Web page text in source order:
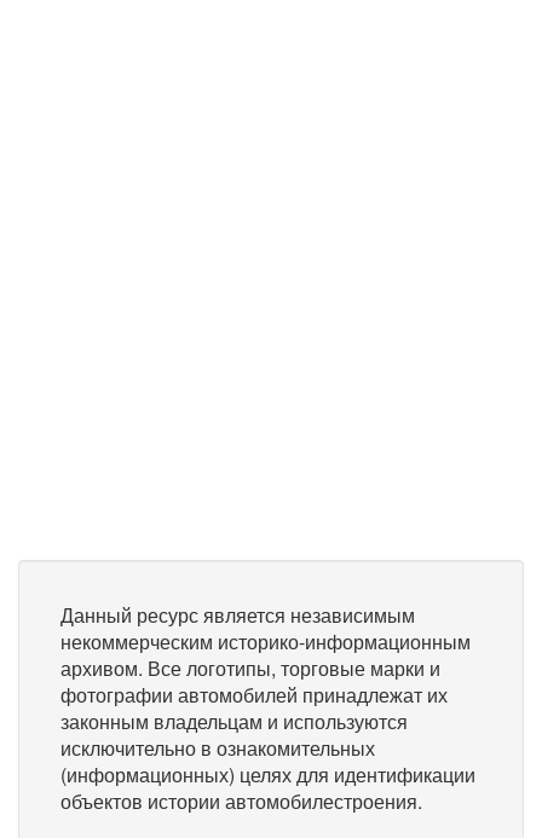
Данный ресурс является независимым
некоммерческим историко-информационным
архивом. Все логотипы, торговые марки и
фотографии автомобилей принадлежат их
законным владельцам и используются
исключительно в ознакомительных
(информационных) целях для идентификации
объектов истории автомобилестроения.